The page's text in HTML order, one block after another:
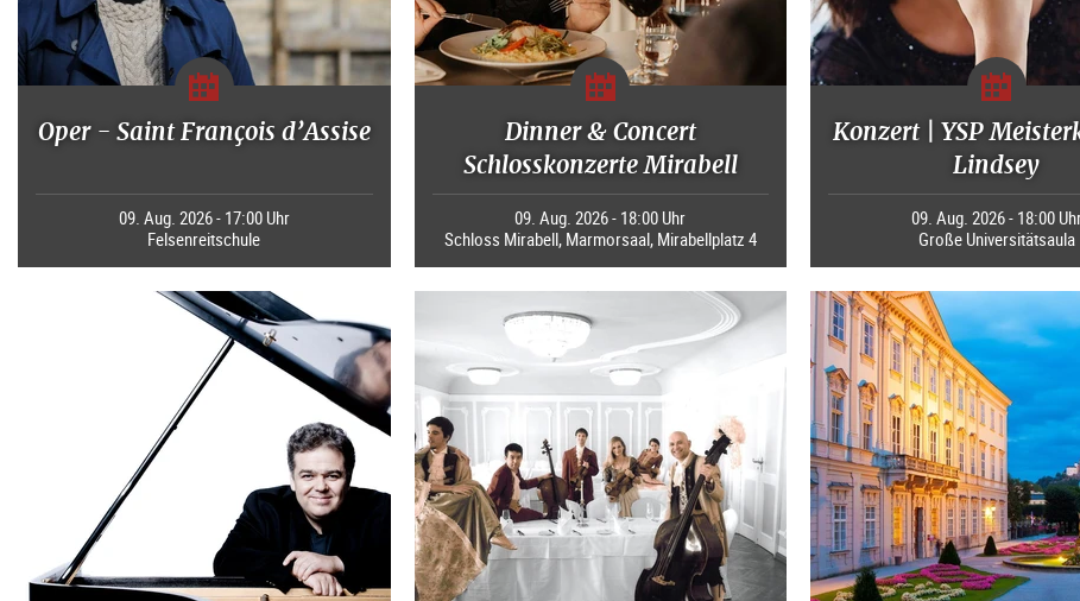
Oper - Saint François d’Assise
09. Aug. 2026 - 17:00 Uhr
Felsenreitschule
Dinner & Concert
Schlosskonzerte Mirabell
09. Aug. 2026 - 18:00 Uhr
Schloss Mirabell, Marmorsaal, Mirabellplatz 4
Konzert | YSP
Lindsey
09. Aug. 2026 - 18:00
Große Universitätsaula